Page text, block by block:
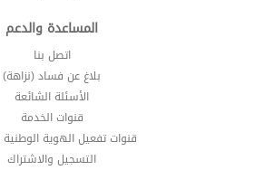
المساعدة والدعم
اتصل بنا
بلاغ عن فساد (نزاهة)
الأسئلة الشائعة
قنوات الخدمة
قنوات تفعيل الهوية الوطنية
التسجيل والاشتراك